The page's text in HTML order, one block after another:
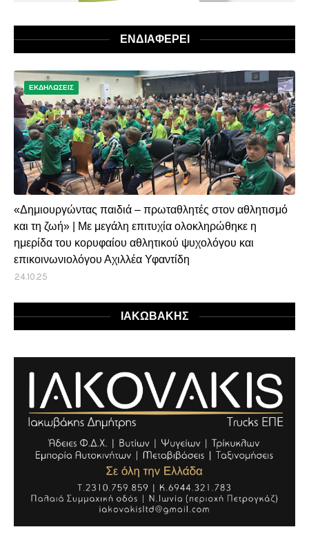
ΕΝΔΙΑΦΕΡΕΙ
ΕΚΔΗΛΩΣΕΙΣ
«Δημιουργώντας παιδιά – πρωταθλητές στον αθλητισμό
και τη ζωή» | Με μεγάλη επιτυχία ολοκληρώθηκε η
ημερίδα του κορυφαίου αθλητικού ψυχολόγου και
επικοινωνιολόγου Αχιλλέα Υφαντίδη
24.10.25
ΙΑΚΩΒΑΚΗΣ